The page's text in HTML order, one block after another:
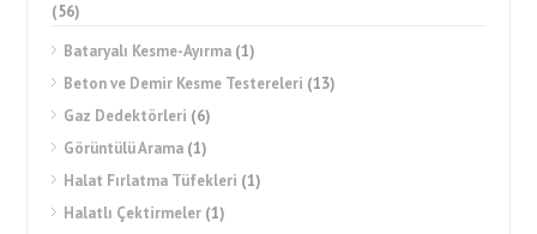
(56)
Bataryalı Kesme-Ayırma (1)
Beton ve Demir Kesme Testereleri (13)
Gaz Dedektörleri (6)
Görüntülü Arama (1)
Halat Fırlatma Tüfekleri (1)
Halatlı Çektirmeler (1)